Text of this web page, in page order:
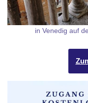
in Venedig auf